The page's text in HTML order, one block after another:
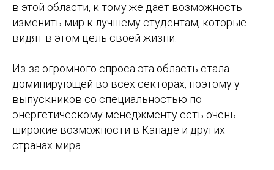
в этой области, к тому же дает возможность
изменить мир к лучшему студентам, которые
видят в этом цель своей жизни.
Из-за огромного спроса эта область стала
доминирующей во всех секторах, поэтому у
выпускников со специальностью по
энергетическому менеджменту есть очень
широкие возможности в Канаде и других
странах мира.